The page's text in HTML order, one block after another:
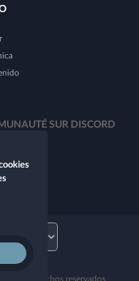
SUR DISCORD
los derechos reservados